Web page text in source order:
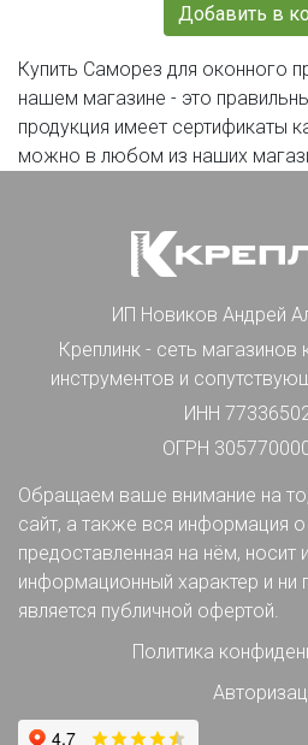
Добавить в
Купить Саморез для оконного
нашем магазине - это
продукция имеет сертификаты
можно в любом из наших
ИП Новиков Андрей
Креплинк - сеть магазинов
инструментов и
ИНН
ОГРН
Обращаем ваше внимание на то,
сайт, а также вся информация
предоставленная на нём, носит
информационный характер и ни
является публичной офертой.
Политика